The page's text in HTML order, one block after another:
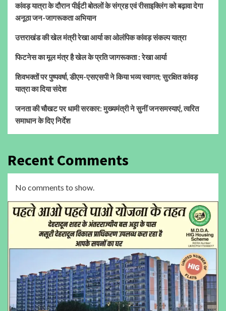
कांवड़ यात्रा के दौरान पीईटी बोतलों के संग्रह एवं रीसाइक्लिंग को बढ़ावा देगा
अनूठा जन-जागरूकता अभियान
उत्तराखंड की खेल मंत्री रेखा आर्या का ओलंपिक कांवड़ संकल्प यात्रा
फिटनेस का मूल मंत्र है खेल के प्रति जागरूकता : रेखा आर्या
शिवभक्तों पर पुष्पवर्षा, डीएम-एसएसपी ने किया भव्य स्वागत; सुरक्षित कांवड़
यात्रा का दिया संदेश
जनता की चौखट पर धामी सरकार: मुख्यमंत्री ने सुनीं जनसमस्याएं, त्वरित
समाधान के दिए निर्देश
Recent Comments
No comments to show.